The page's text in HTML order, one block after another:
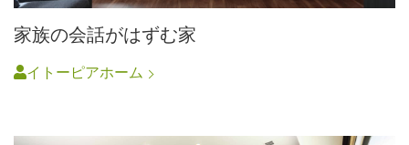
家族の会話がはずむ家
イトーピアホーム